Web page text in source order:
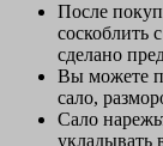
После
соскоблить
сделано
Вы можете
сало,
Сало
укладывать